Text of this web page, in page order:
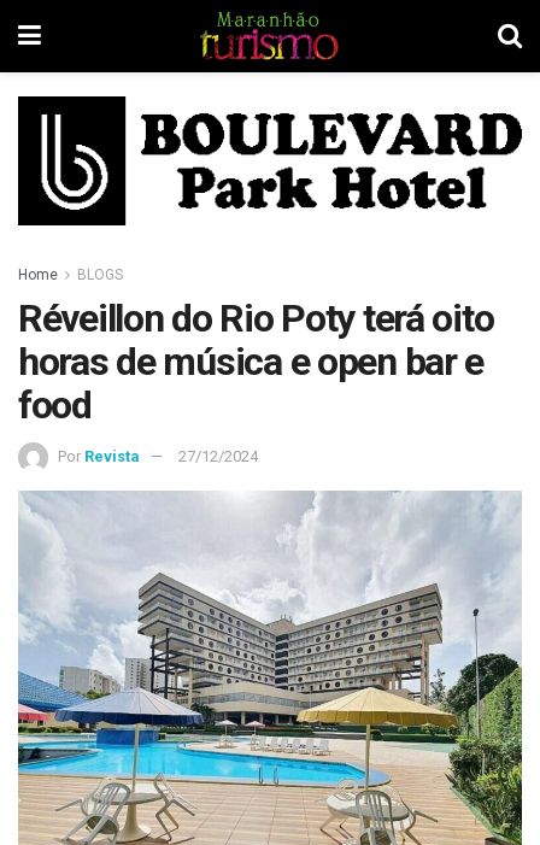
Home BLOGS
Réveillon do Rio Poty terá oito
horas de música e open bar e
food
Por Revista 27/12/2024